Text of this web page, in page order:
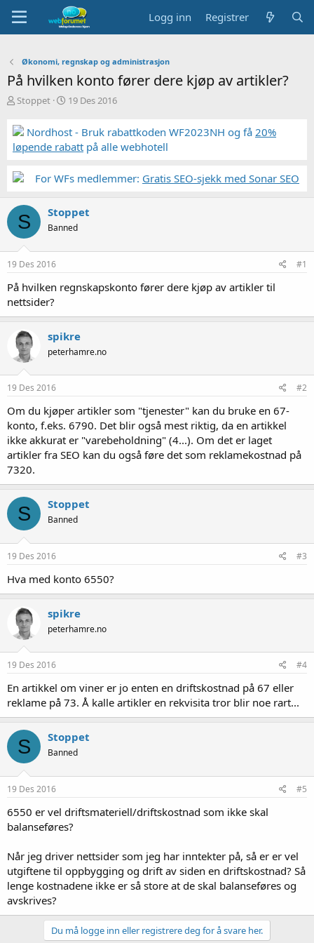
Logg inn Registrer
Økonomi, regnskap og administrasjon
På hvilken konto fører dere kjøp av artikler?
T
å
d
s
a
e
r
Stoppet
S
r
t
a
19 Des 2016
Nordhost - Bruk rabattkoden WF2023NH og få 20%
løpende rabatt på alle webhotell
For WFs medlemmer: Gratis SEO-sjekk med Sonar SEO
S Stoppet
Banned
19 Des 2016 #1
På hvilken regnskapskonto fører dere kjøp av artikler til
nettsider?
spikre
peterhamre.no
19 Des 2016 #2
Om du kjøper artikler som "tjenester" kan du bruke en 67-
konto, f.eks. 6790. Det blir også mest riktig, da en artikkel
ikke akkurat er "varebeholdning" (4...). Om det er laget
artikler fra SEO kan du også føre det som reklamekostnad på
7320.
S Stoppet
Banned
19 Des 2016 #3
Hva med konto 6550?
spikre
peterhamre.no
19 Des 2016 #4
En artikkel om viner er jo enten en driftskostnad på 67 eller
reklame på 73. Å kalle artikler en rekvisita tror blir noe rart...
S Stoppet
Banned
19 Des 2016 #5
6550 er vel driftsmateriell/driftskostnad som ikke skal
balanseføres?
Når jeg driver nettsider som jeg har inntekter på, så er er vel
utgiftene til oppbygging og drift av siden en driftskostnad? Så
lenge kostnadene ikke er så store at de skal balanseføres og
avskrives?
Du må logge inn eller registrere deg for å svare her.